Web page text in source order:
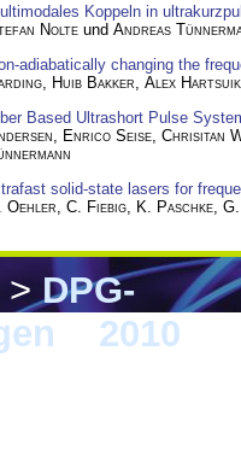
Koppeln in
Nolte und Andreas
adiabatically changing the
Huib Bakker Alex
Based Ultrashort Pulse
Enrico Seise Chrisitan
solid-state lasers for
Oehler
C. Fiebig K. Paschke
>DPG-
2010